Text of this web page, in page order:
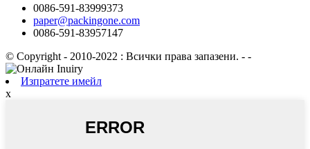
0086-591-83999373
paper@packingone.com
0086-591-83957147
© Copyright - 2010-2022 : Всички права запазени. - -
Изпратете имейл
x